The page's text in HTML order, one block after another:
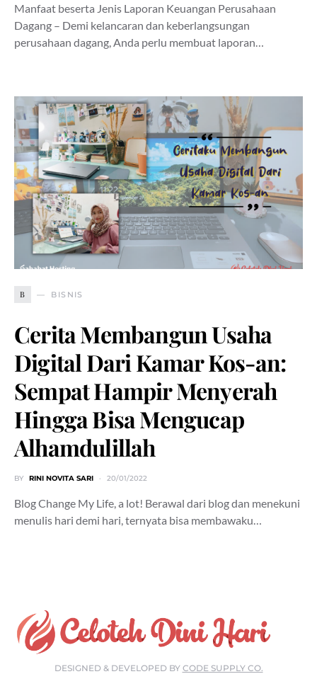
Manfaat beserta Jenis Laporan Keuangan Perusahaan
Dagang – Demi kelancaran dan keberlangsungan
perusahaan dagang, Anda perlu membuat laporan…
B BISNIS
Cerita Membangun Usaha
Digital Dari Kamar Kos-an:
Sempat Hampir Menyerah
Hingga Bisa Mengucap
Alhamdulillah
BY RINI NOVITA SARI 20/01/2022
Blog Change My Life, a lot! Berawal dari blog dan menekuni
menulis hari demi hari, ternyata bisa membawaku…
DESIGNED & DEVELOPED BY CODE SUPPLY CO.